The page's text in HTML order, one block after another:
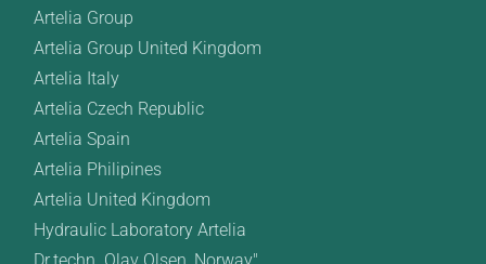
Artelia Group
Artelia Group United Kingdom
Artelia Italy
Artelia Czech Republic
Artelia Spain
Artelia Philipines
Artelia United Kingdom
Hydraulic Laboratory Artelia